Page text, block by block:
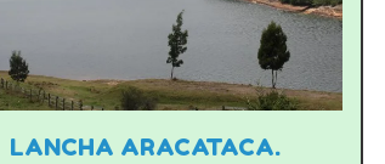
LANCHA ARACATACA.